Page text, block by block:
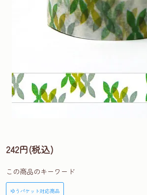
242円(税込)
この商品のキーワード
ゆうパケット対応商品